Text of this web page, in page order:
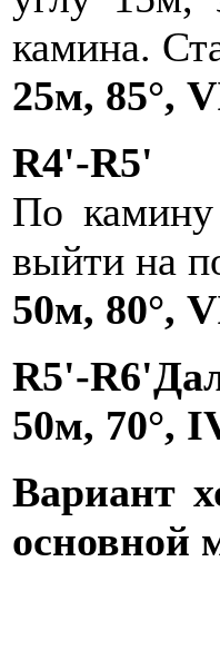
камина.
25м, 85°,
R4'-R5'
По камину
выйти на
50м, 80°,
R5'-
50м, 70°,
Вариант
основной